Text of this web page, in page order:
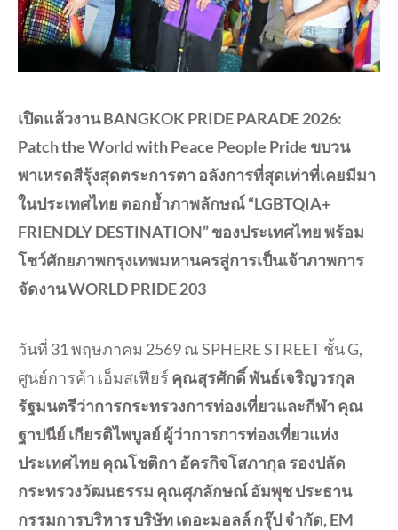
เปิดแล้วงาน BANGKOK PRIDE PARADE 2026:
Patch the World with Peace People Pride ขบวน
พาเหรดสีรุ้งสุดตระการตา อลังการที่สุดเท่าที่เคยมีมา
ในประเทศไทย ตอกย้ำภาพลักษณ์ “LGBTQIA+
FRIENDLY DESTINATION” ของประเทศไทย พร้อม
โชว์ศักยภาพกรุงเทพมหานครสู่การเป็นเจ้าภาพการ
จัดงาน WORLD PRIDE 203
วันที่ 31 พฤษภาคม 2569 ณ SPHERE STREET ชั้น G,
ศูนย์การค้า เอ็มสเฟียร์ คุณสุรศักดิ์ พันธ์เจริญวรกุล
รัฐมนตรีว่าการกระทรวงการท่องเที่ยวและกีฬา คุณ
ฐาปนีย์ เกียรติไพบูลย์ ผู้ว่าการการท่องเที่ยวแห่ง
ประเทศไทย คุณโชติกา อัครกิจโสภากุล รองปลัด
กระทรวงวัฒนธรรม คุณศุภลักษณ์ อัมพุช ประธาน
กรรมการบริหาร บริษัท เดอะมอลล์ กรุ๊ป จำกัด, EM